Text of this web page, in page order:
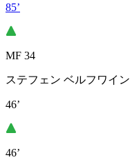
85’
MF 34
ステフェン ベルフワイン
46’
46’